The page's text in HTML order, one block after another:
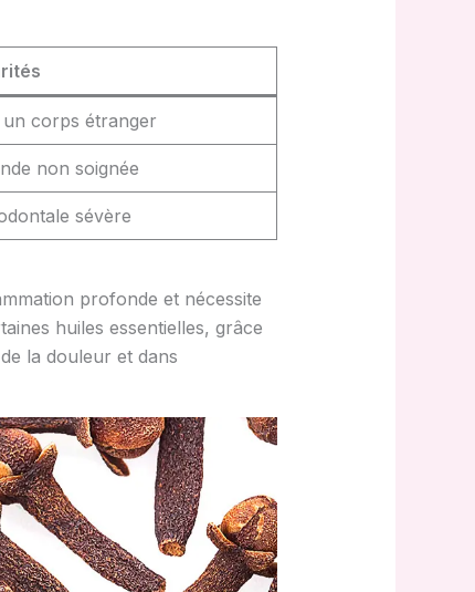
corps étranger
non soignée
sévère
profonde et nécessite
huiles essentielles, grâce
la douleur et dans